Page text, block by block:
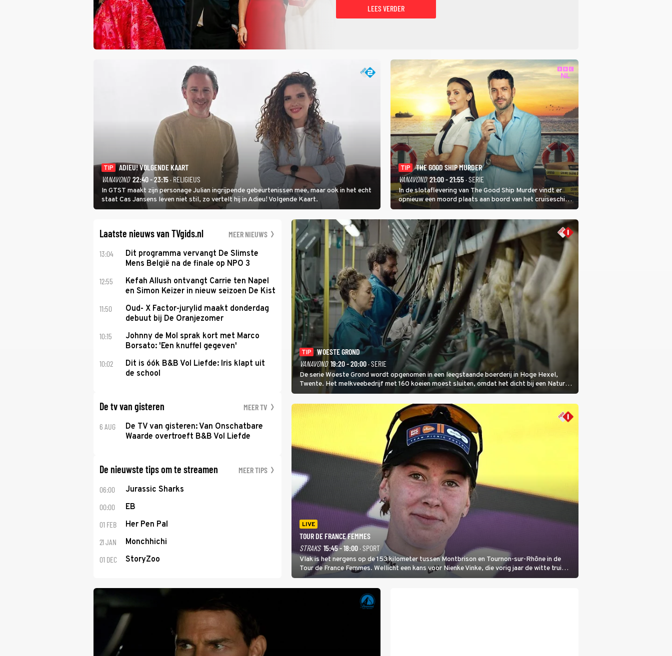
LEES VERDER
TIP
ADIEU! VOLGENDE KAART
VANAVOND 22:40 - 23:15· RELIGIEUS
In GTST maakt zijn personage Julian ingrijpende gebeurtenissen mee, maar ook in het echt
staat Cas Jansens leven niet stil, zo vertelt hij in Adieu! Volgende Kaart.
TIP
THE GOOD SHIP MURDER
VANAVOND 21:00 - 21:55· SERIE
In de slotaflevering van The Good Ship Murder vindt er
opnieuw een moord plaats aan boord van het cruiseschip,
waarbij dit keer een bemanningslid het slachtoffer is en
kapitein Marlowe de dader lijkt te zijn.
Laatste nieuws van TVgids.nl MEER NIEUWS
13:04
Dit programma vervangt De Slimste
Mens België na de finale op NPO 3
12:55
Kefah Allush ontvangt Carrie ten Napel
en Simon Keizer in nieuw seizoen De Kist
11:50
Oud- X Factor-jurylid maakt donderdag
debuut bij De Oranjezomer
10:15
Johnny de Mol sprak kort met Marco
Borsato: 'Een knuffel gegeven'
10:02
Dit is óók B&B Vol Liefde: Iris klapt uit
de school
De tv van gisteren MEER TV
6 AUG
De TV van gisteren: Van Onschatbare
Waarde overtroeft B&B Vol Liefde
De nieuwste tips om te streamen MEER TIPS
06:00 Jurassic Sharks
00:00 EB
01 FEB Her Pen Pal
21 JAN Monchhichi
01 DEC StoryZoo
TIP
WOESTE GROND
VANAVOND 19:20 - 20:00· SERIE
De serie Woeste Grond wordt opgenomen in een leegstaande boerderij in Hoge Hexel,
Twente. Het melkveebedrijf met 160 koeien moest sluiten, omdat het dicht bij een Natura
2000-gebied ligt. In de serie heerst er een gevaarlijke veeziekte.
LIVE
TOUR DE FRANCE FEMMES
STRAKS 15:45 - 18:00 · SPORT
Vlak is het nergens op de 153 kilometer tussen Montbrison en Tournon-sur-Rhône in de
Tour de France Femmes. Wellicht een kans voor Nienke Vinke, die vorig jaar de witte trui
won.